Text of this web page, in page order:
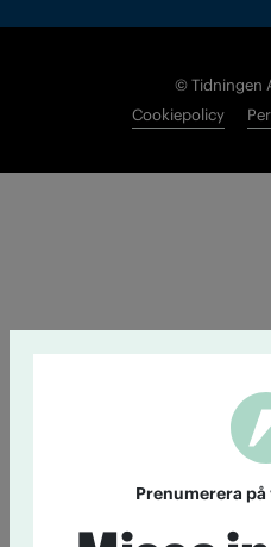
© Tidningen
Cookiepolicy
Prenumerera